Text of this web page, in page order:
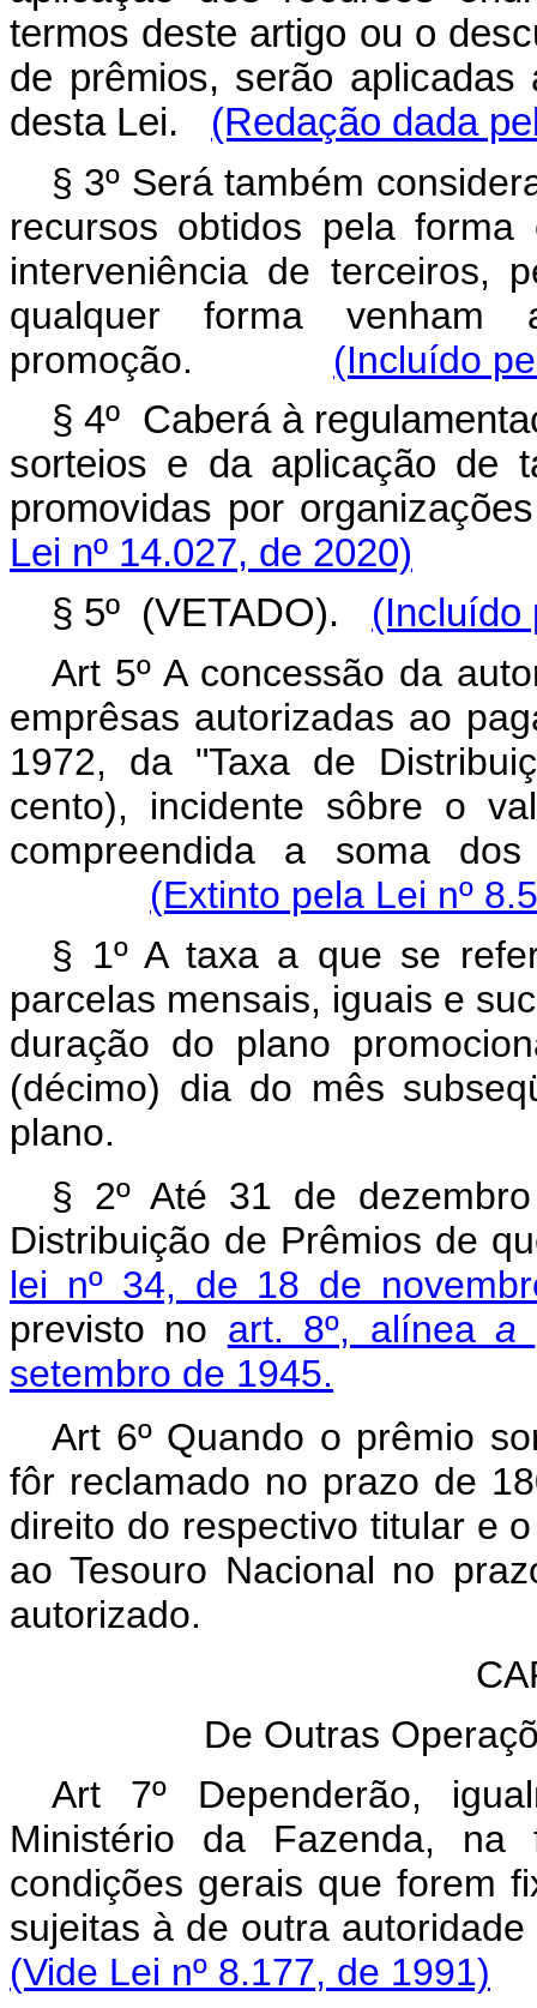
termos deste artigo ou o
de prêmios, serão
desta Lei.
(Redação dada
§ 3º Será também
recursos obtidos pela
interveniência de terceiros,
qualquer forma
promoção. (Incluído
§ 4º Caberá à
sorteios e da aplicação de
promovidas por
Lei nº 14.027, de 2020)
§ 5º (VETADO).
(Incluído
Art 5º A concessão da
emprêsas autorizadas ao
1972, da "Taxa de
cento), incidente sôbre o
compreendida a soma
(Extinto pela Lei nº
§ 1º A taxa a que se
parcelas mensais, iguais e
duração do plano
(décimo) dia do mês
plano.
§ 2º Até 31 de
Distribuição de Prêmios de
lei nº 34, de 18 de
previsto no art. 8º, alínea a
setembro de 1945.
Art 6º Quando o prêmio
fôr reclamado no prazo de
direito do respectivo titular e
ao Tesouro Nacional no
autorizado.
De Outras
Art 7º Dependerão,
Ministério da Fazenda,
condições gerais que forem
sujeitas à de outra
(Vide Lei nº 8.177, de 1991)